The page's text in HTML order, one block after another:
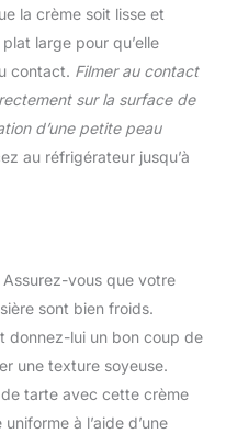
la crème soit lisse et
large pour qu’elle
contact. Filmer au contact
sur la surface de
d’une petite peau
au réfrigérateur jusqu’à
Assurez-vous que votre
sont bien froids.
donnez-lui un bon coup de
une texture soyeuse.
tarte avec cette crème
à l’aide d’une